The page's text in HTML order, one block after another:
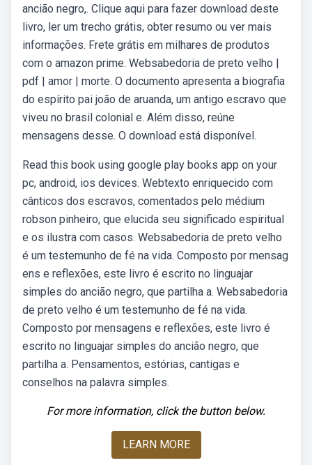
ancião negro,. Clique aqui para fazer download deste
livro, ler um trecho grátis, obter resumo ou ver mais
informações. Frete grátis em milhares de produtos
com o amazon prime. Websabedoria de preto velho |
pdf | amor | morte. O documento apresenta a biografia
do espírito pai joão de aruanda, um antigo escravo que
viveu no brasil colonial e. Além disso, reúne
mensagens desse. O download está disponível.
Read this book using google play books app on your
pc, android, ios devices. Webtexto enriquecido com
cânticos dos escravos, comentados pelo médium
robson pinheiro, que elucida seu significado espiritual
e os ilustra com casos. Websabedoria de preto velho
é um testemunho de fé na vida. Composto por mensag
ens e reflexões, este livro é escrito no linguajar
simples do ancião negro, que partilha a. Websabedoria
de preto velho é um testemunho de fé na vida.
Composto por mensagens e reflexões, este livro é
escrito no linguajar simples do ancião negro, que
partilha a. Pensamentos, estórias, cantigas e
conselhos na palavra simples.
For more information, click the button below.
LEARN MORE